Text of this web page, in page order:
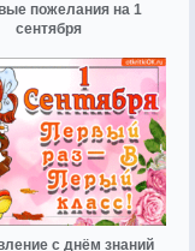
пожелания на 1
сентября
с днём знаний